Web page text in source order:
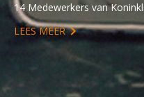
14 Medewerkers van
LEES MEER